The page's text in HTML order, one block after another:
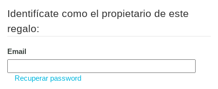
Identifícate como el propietario de este
regalo:
Email
Recuperar password